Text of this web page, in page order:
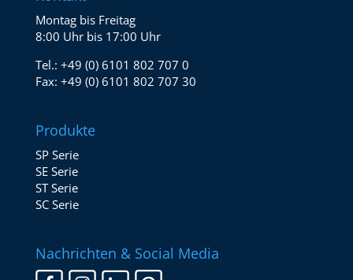
Montag bis Freitag
8:00 Uhr bis 17:00 Uhr
Tel.: +49 (0) 6101 802 707 0
Fax: +49 (0) 6101 802 707 30
Produkte
SP Serie
SE Serie
ST Serie
SC Serie
Nachrichten & Social Media